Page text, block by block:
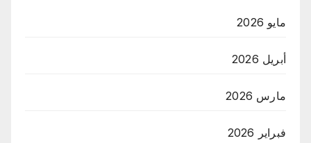
مايو 2026
أبريل 2026
مارس 2026
فبراير 2026